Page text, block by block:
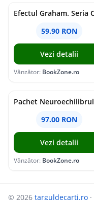
59.90 RON
Vezi detalii
Vânzător: BookZone.ro
Pachet Neuroechilibrul
97.00 RON
Vezi detalii
Vânzător: BookZone.ro
© 2026 targuldecarti.ro ·